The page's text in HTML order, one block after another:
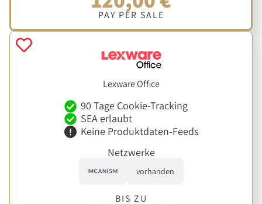
PAY PER SALE
Lexware Office
90 Tage Cookie-Tracking
SEA erlaubt
Keine Produktdaten-Feeds
Netzwerke
vorhanden
BIS ZU